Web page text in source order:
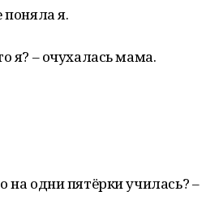
поняла я.
я? – очухалась мама.
на одни пятёрки училась? –